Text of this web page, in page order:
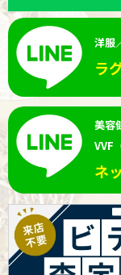
洋服
ラ
美容
VVF
ネ